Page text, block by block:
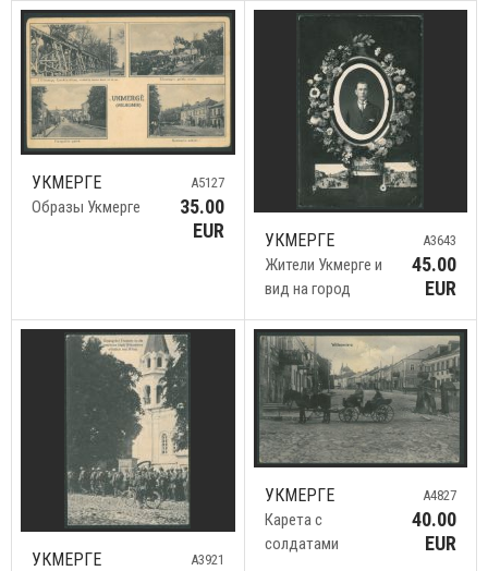
УКМЕРГЕ
Образы Укмерге
A5127
35.00
EUR
УКМЕРГЕ
Жители Укмерге и
вид на город
A3643
45.00
EUR
УКМЕРГЕ A3921
УКМЕРГЕ
Карета с
солдатами
A4827
40.00
EUR